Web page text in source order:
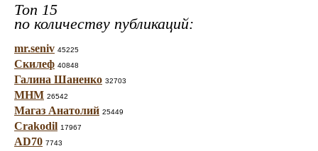
Топ 15
по количеству публикаций:
mr.seniv 45225
Скилеф 40848
Галина Шаненко 32703
МНМ 26542
Магаз Анатолий 25449
Crakodil 17967
AD70 7743